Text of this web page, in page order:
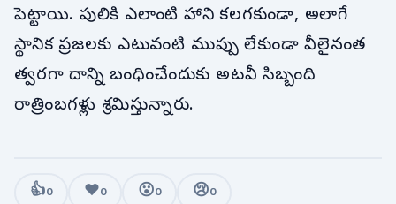
పెట్టాయి. పులికి ఎలాంటి హాని కలగకుండా, అలాగే
స్థానిక ప్రజలకు ఎటువంటి ముప్పు లేకుండా వీలైనంత
త్వరగా దాన్ని బంధించేందుకు అటవీ సిబ్బంది
రాత్రింబగళ్లు శ్రమిస్తున్నారు.
👍0 ❤️0 😮0 😢0